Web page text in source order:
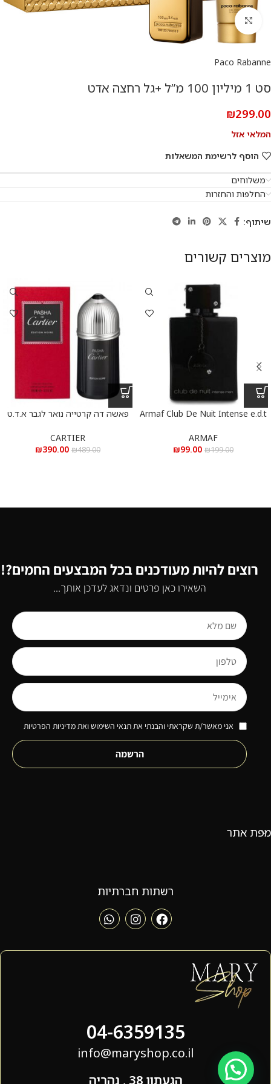
להגדלת התמונה
Paco Rabanne
סט 1 מיליון 100 מ”ל +גל רחצה אדט
₪299.00
המלאי אזל
הוסף לרשימת המשאלות
משלוחים
החלפות והחזרות
שיתוף:
מוצרים קשורים
Armaf Club De Nuit Intense e.d.t
אינטנס א.ד.ט 105 מ”ל
ARMAF
₪199.00
₪99.00
פאשה דה קרטייה נואר לגבר א.ד.ט
CARTIER
₪489.00
₪390.00
רוצים להיות מעודכנים בכל המבצעים החמים?!
השאירו כאן פרטים ונדאג לעדכן אותך...
אני מאשר/ת שקראתי והבנתי את תנאי השימוש ואת מדיניות הפרטיות
הרשמה
מפת אתר
רשתות חברתיות
04-6359135
info@maryshop.co.il
הגעתון 38 , נהריה